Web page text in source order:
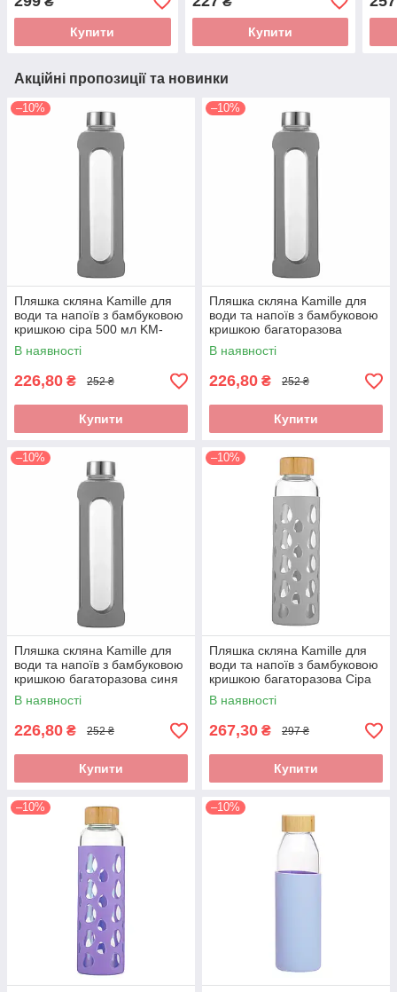
Купити Купити
Акційні пропозиції та новинки
–10%
Пляшка скляна Kamille для
води та напоїв з бамбуковою
кришкою сіра 500 мл KM-
9024
В наявності
226,80 ₴ 252 ₴
Купити
–10%
Пляшка скляна Kamille для
води та напоїв з бамбуковою
кришкою багаторазова
фіолетова 500 мл KM-9024
В наявності
226,80 ₴ 252 ₴
Купити
–10%
Пляшка скляна Kamille для
води та напоїв з бамбуковою
кришкою багаторазова синя
500 мл KM-9024
В наявності
226,80 ₴ 252 ₴
Купити
–10%
Пляшка скляна Kamille для
води та напоїв з бамбуковою
кришкою багаторазова Сіра
500 мл KM-9023
В наявності
267,30 ₴ 297 ₴
Купити
–10% –10%